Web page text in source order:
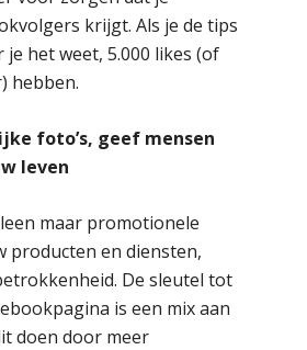
krijgt. Als je de tips
het weet, 5.000 likes (of
hebben.
foto’s, geef mensen
leven
maar promotionele
producten en diensten,
De sleutel tot
is een mix aan
doen door meer